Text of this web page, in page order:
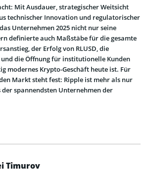
Mit Ausdauer, strategischer Weitsicht
technischer Innovation und regulatorischer
Unternehmen 2025 nicht nur seine
definierte auch Maßstäbe für die gesamte
der Erfolg von RLUSD, die
die Öffnung für institutionelle Kunden
modernes Krypto-Geschäft heute ist. Für
Markt steht fest: Ripple ist mehr als nur
der spannendsten Unternehmen der
Timurov